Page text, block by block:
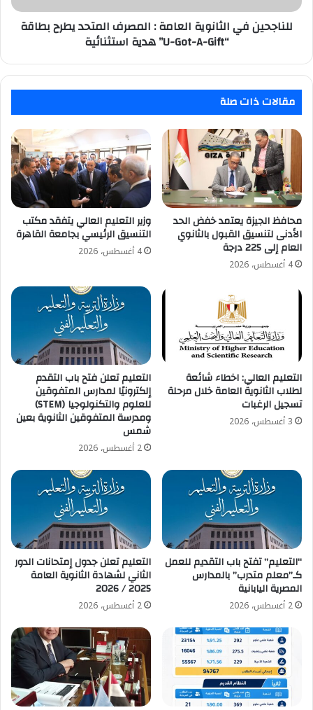
بطاقة
“U-
Gift”
استثنائية
للناجحين في الثانوية العامة : المصرف المتحد يطرح بطاقة
“U-Got-A-Gift” هدية استثنائية
مقالات ذات صلة
محافظ الجيزة يعتمد خفض الحد
الأدنى لتنسيق القبول بالثانوي
العام إلى 225 درجة
4 أغسطس، 2026
وزير التعليم العالي يتفقد مكتب
التنسيق الرئيسي بجامعة القاهرة
4 أغسطس، 2026
التعليم العالي: اخطاء شائعة
لطلاب الثانوية العامة خلال مرحلة
تسجيل الرغبات
3 أغسطس، 2026
التعليم تعلن فتح باب التقدم
إلكترونيًا لمدارس المتفوقين
للعلوم والتكنولوجيا (STEM)
ومدرسة المتفوقين الثانوية بعين
شمس
2 أغسطس، 2026
“التعليم” تفتح باب التقديم للعمل
كـ”معلم متدرب” بالمدارس
المصرية اليابانية
2 أغسطس، 2026
التعليم تعلن جدول إمتحانات الدور
الثاني لشهادة الثانوية العامة
2025 / 2026
2 أغسطس، 2026